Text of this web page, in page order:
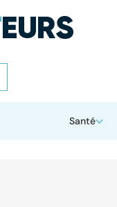
Santé